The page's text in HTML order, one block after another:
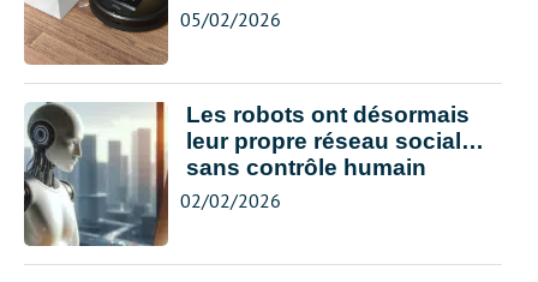
05/02/2026
Les robots ont désormais
leur propre réseau social…
sans contrôle humain
02/02/2026